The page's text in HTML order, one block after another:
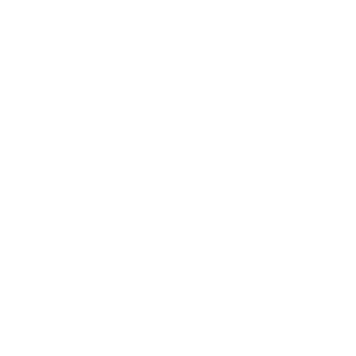
了承ください。
き作成されるも
をご了承くださ
です。
ありません。
です。
ず変更すること
1000ppm以下、
) : 1000ppm、
、
可)を取得する
これらの製造装
通知します。
ムロン制御